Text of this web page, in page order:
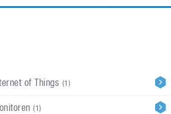
of Things (1)
(1)